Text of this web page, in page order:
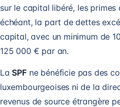
sur le capital libéré, les primes
échéant, la part de dettes
capital, avec un minimum de
125 000 € par an.
LaSPFne bénéficie pas des
luxembourgeoises ni de la
revenus de source étrangère